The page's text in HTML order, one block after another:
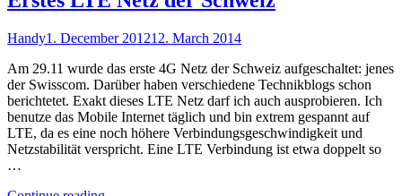
Handy1. December 201212. March 2014
Am 29.11 wurde das erste 4G Netz der Schweiz aufgeschaltet: jenes
der Swisscom. Darüber haben verschiedene Technikblogs schon
berichtetet. Exakt dieses LTE Netz darf ich auch ausprobieren. Ich
benutze das Mobile Internet täglich und bin extrem gespannt auf
LTE, da es eine noch höhere Verbindungsgeschwindigkeit und
Netzstabilität verspricht. Eine LTE Verbindung ist etwa doppelt so
…